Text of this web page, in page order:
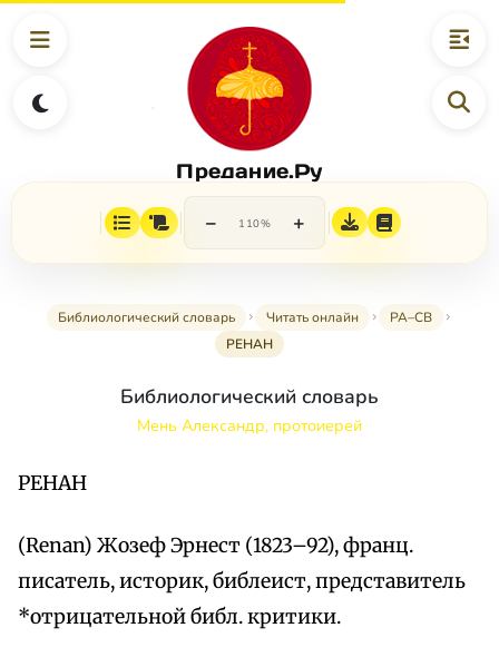
Предание.Ру
− 110% +
Библиологический словарь Читать онлайн
РА–СВ
РЕНАН
Библиологический словарь
Мень Александр, протоиерей
РЕНАН
(Renan) Жозеф Эрнест (1823–92), франц.
писатель, историк, библеист, представитель
*отрицательной библ. критики.